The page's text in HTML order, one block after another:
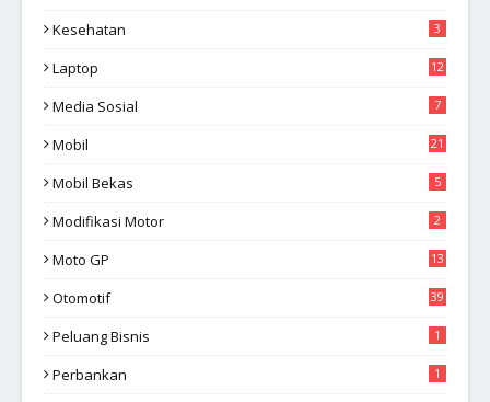
Kesehatan
3
Laptop 12
Media Sosial 7
Mobil 21
Mobil Bekas 5
Modifikasi Motor 2
Moto GP 13
Otomotif 39
Peluang Bisnis 1
Perbankan 1